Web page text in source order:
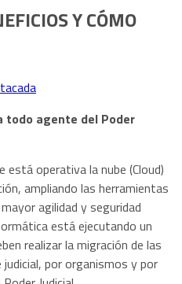
Y CÓMO
todo agente del Poder
está operativa la nube (Cloud)
ampliando las herramientas
agilidad y seguridad
está ejecutando un
realizar la migración de las
por organismos y por